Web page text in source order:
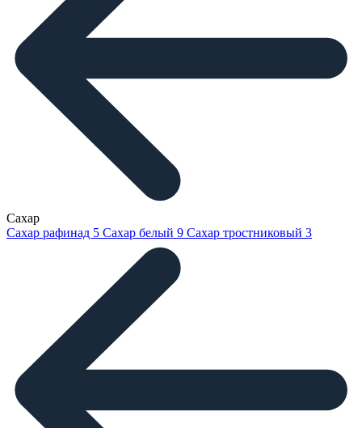
Сахар
Сахар рафинад 5 Сахар белый 9 Сахар тростниковый 3